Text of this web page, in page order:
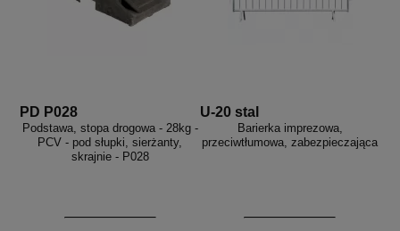
PD P028
Podstawa, stopa drogowa - 28kg -
PCV - pod słupki, sierżanty,
skrajnie - P028
U-20 stal
Barierka imprezowa,
przeciwtłumowa, zabezpieczająca